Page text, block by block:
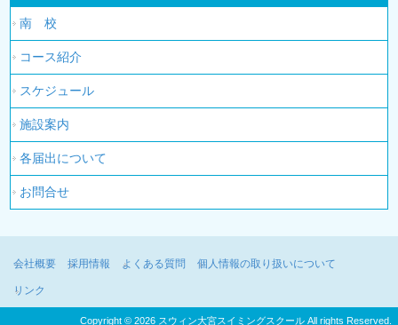
南 校
コース紹介
スケジュール
施設案内
各届出について
お問合せ
会社概要 採用情報 よくある質問 個人情報の取り扱いについて
リンク
Copyright © 2026 スウィン大宮スイミングスクール All rights Reserved.